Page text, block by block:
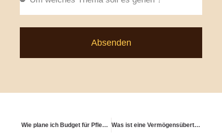
Absenden
Wie plane ich Budget für Pflege, Reisen, Spenden & Zeit? Was ist eine Vermögensübertragung mit Steueroptimierung?